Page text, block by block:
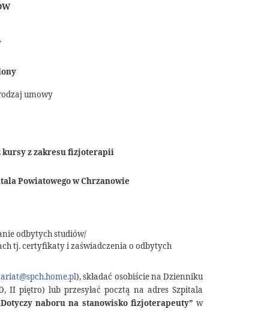
umowy
z zakresu fizjoterapii
Powiatowego w Chrzanowie
odbytych studiów/
tj. certyfikaty i zaświadczenia o odbytych
), składać osobiście na Dzienniku
II piętro) lub przesyłać pocztą na adres Szpitala
Dotyczy naboru na stanowisko fizjoterapeuty” w